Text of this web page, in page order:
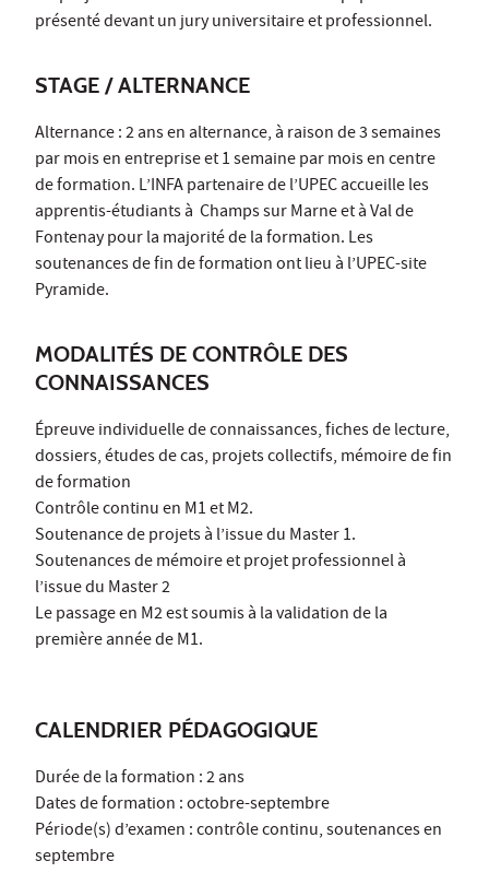
présenté devant un jury universitaire et professionnel.
STAGE / ALTERNANCE
Alternance : 2 ans en alternance, à raison de 3 semaines
par mois en entreprise et 1 semaine par mois en centre
de formation. L’INFA partenaire de l’UPEC accueille les
apprentis-étudiants à Champs sur Marne et à Val de
Fontenay pour la majorité de la formation. Les
soutenances de fin de formation ont lieu à l’UPEC-site
Pyramide.
MODALITÉS DE CONTRÔLE DES
CONNAISSANCES
Épreuve individuelle de connaissances, fiches de lecture,
dossiers, études de cas, projets collectifs, mémoire de fin
de formation
Contrôle continu en M1 et M2.
Soutenance de projets à l’issue du Master 1.
Soutenances de mémoire et projet professionnel à
l’issue du Master 2
Le passage en M2 est soumis à la validation de la
première année de M1.
CALENDRIER PÉDAGOGIQUE
Durée de la formation : 2 ans
Dates de formation : octobre-septembre
Période(s) d’examen : contrôle continu, soutenances en
septembre